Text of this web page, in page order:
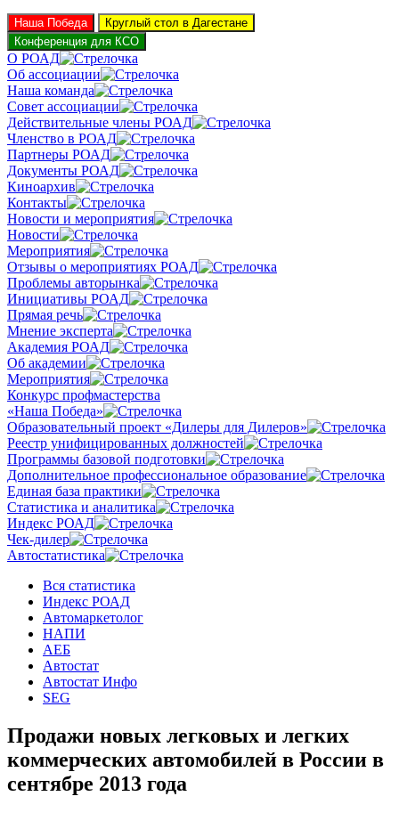
Наша Победа
Круглый стол в Дагестане
Конференция для КСО
О РОАД
Об ассоциации
Наша команда
Совет ассоциации
Действительные члены РОАД
Членство в РОАД
Партнеры РОАД
Документы РОАД
Киноархив
Контакты
Новости и мероприятия
Новости
Мероприятия
Отзывы о мероприятиях РОАД
Проблемы авторынка
Инициативы РОАД
Прямая речь
Мнение эксперта
Академия РОАД
Об академии
Мероприятия
Конкурс профмастерства
«Наша Победа»
Образовательный проект «Дилеры для Дилеров»
Реестр унифицированных должностей
Программы базовой подготовки
Дополнительное профессиональное образование
Единая база практики
Статистика и аналитика
Индекс РОАД
Чек-дилер
Автостатистика
Вся статистика
Индекс РОАД
Автомаркетолог
НАПИ
АЕБ
Автостат
Автостат Инфо
SEG
Продажи новых легковых и легких
коммерческих автомобилей в России в
сентябре 2013 года